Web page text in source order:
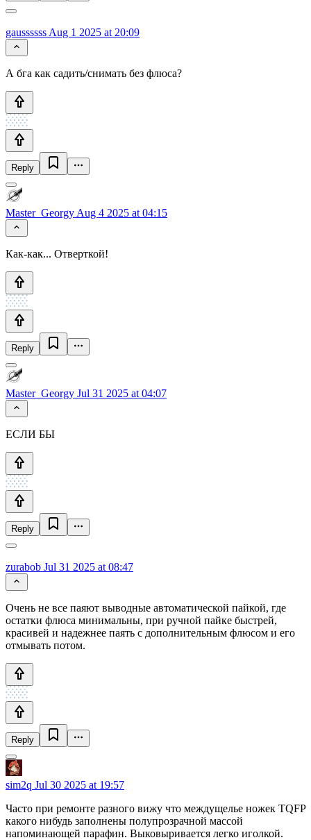
gaussssss Aug 1 2025 at 20:09
А бга как садить/снимать без флюса?
Reply
Master_Georgy Aug 4 2025 at 04:15
Как-как... Отверткой!
Reply
Master_Georgy Jul 31 2025 at 04:07
ЕСЛИ БЫ
Reply
zurabob Jul 31 2025 at 08:47
Очень не все паяют выводные автоматической пайкой, где
остатки флюса минимальны, при ручной пайке быстрей,
красивей и надежнее паять с дополнительным флюсом и его
отмывать потом.
Reply
sim2q Jul 30 2025 at 19:57
Часто при ремонте разного вижу что междущелье ножек TQFP
какого нибудь заполнены полупрозрачной массой
напоминающей парафин. Выковыривается легко иголкой.